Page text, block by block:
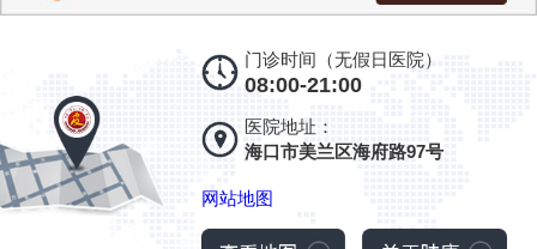
门诊时间（无假日医院）
08:00-21:00
医院地址：
海口市美兰区海府路97号
网站地图